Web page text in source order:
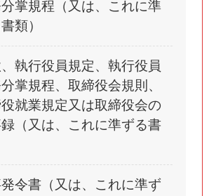
掌規程（又は、これに準
類）
執行役員規定、執行役員
掌規程、取締役会規則、
就業規定又は取締役会の
（又は、これに準ずる書
発令書（又は、これに準ず